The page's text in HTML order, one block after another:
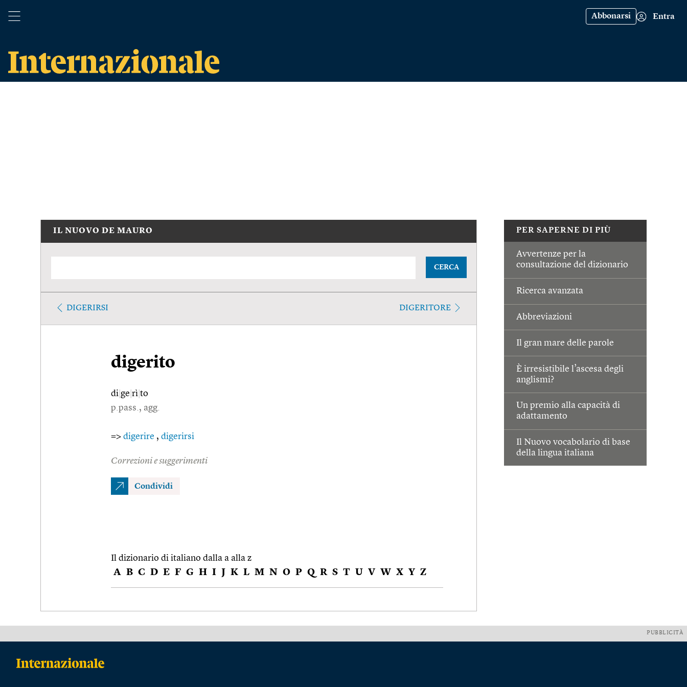
Abbonarsi Entra
PER SAPERNE DI PIÙ
Avvertenze per la
consultazione del dizionario
Ricerca avanzata
Abbreviazioni
Il gran mare delle parole
È irresistibile l’ascesa degli
anglismi?
Un premio alla capacità di
adattamento
Il Nuovo vocabolario di base
della lingua italiana
IL NUOVO DE MAURO
CERCA
DIGERIRSI DIGERITORE
digerito
di ge rì to
p.pass., agg.
=> digerire , digerirsi
Correzioni e suggerimenti
Condividi
Il dizionario di italiano dalla a alla z
A B C D E F G H I J K L M N O P Q R S T U V W X Y Z
PUBBLICITÀ